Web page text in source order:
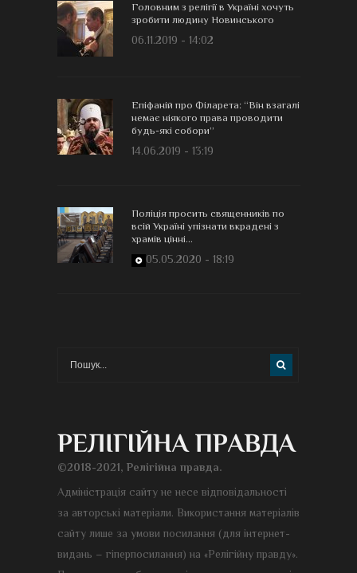
Головним з релігії в Україні хочуть
зробити людину Новинського
06.11.2019 - 14:02
Епіфаній про Філарета: “Він взагалі
немає ніякого права проводити
будь-які собори”
14.06.2019 - 13:19
Поліція просить священників по
всій Україні упізнати вкрадені з
храмів цінні...
05.05.2020 - 18:19
©2018-2021, Релігійна правда.
Адміністрація сайту не несе відповідальності
за авторські матеріали. Використання матеріалів
сайту лише за умови посилання (для інтернет-
видань – гіперпосилання) на «Релігійну правду».